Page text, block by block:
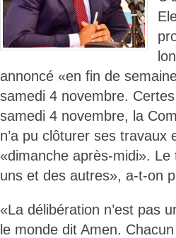
annoncé «en fin de
samedi 4 novembre.
samedi 4 novembre, la
n’a pu clôturer ses travaux
«dimanche après-midi».
uns et des autres», a-t-on
«La délibération n’est pas
le monde dit Amen.